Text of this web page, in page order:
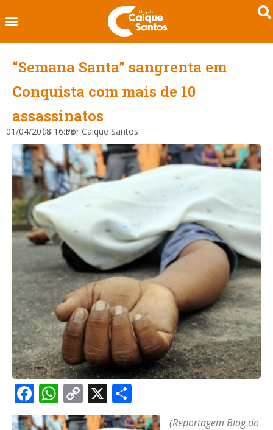
“Semana Santa” sangrenta em
Conquista com mais de 10
assassinatos
01/04/2018
às 16:58
Por Caique Santos
Facebook
WhatsApp
Copy
Link
X
(Reportagem Blog do